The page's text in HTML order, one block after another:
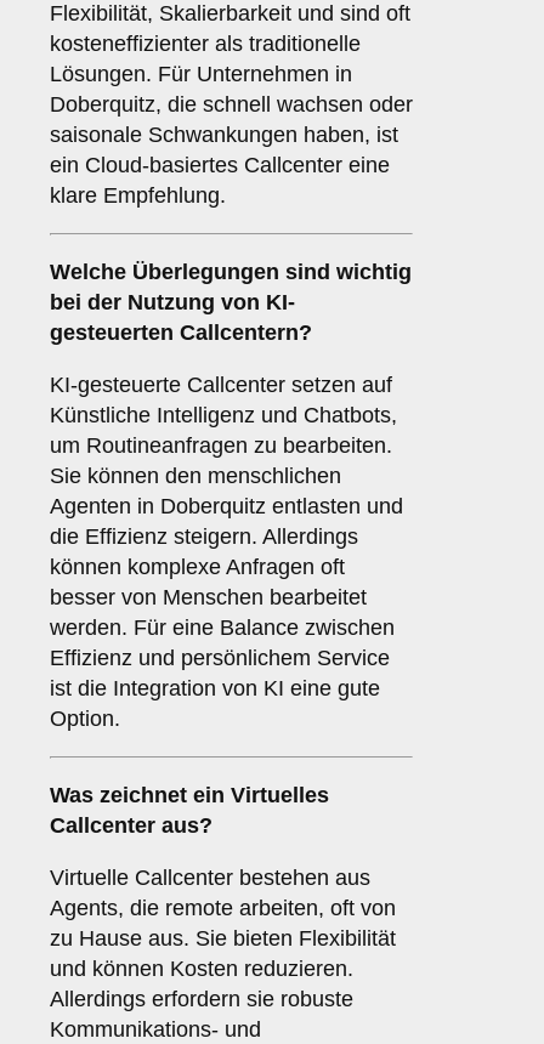
Flexibilität, Skalierbarkeit und sind oft
kosteneffizienter als traditionelle
Lösungen. Für Unternehmen in
Doberquitz, die schnell wachsen oder
saisonale Schwankungen haben, ist
ein Cloud-basiertes Callcenter eine
klare Empfehlung.
Welche Überlegungen sind wichtig
bei der Nutzung von KI-
gesteuerten Callcentern?
KI-gesteuerte Callcenter setzen auf
Künstliche Intelligenz und Chatbots,
um Routineanfragen zu bearbeiten.
Sie können den menschlichen
Agenten in Doberquitz entlasten und
die Effizienz steigern. Allerdings
können komplexe Anfragen oft
besser von Menschen bearbeitet
werden. Für eine Balance zwischen
Effizienz und persönlichem Service
ist die Integration von KI eine gute
Option.
Was zeichnet ein Virtuelles
Callcenter aus?
Virtuelle Callcenter bestehen aus
Agents, die remote arbeiten, oft von
zu Hause aus. Sie bieten Flexibilität
und können Kosten reduzieren.
Allerdings erfordern sie robuste
Kommunikations- und